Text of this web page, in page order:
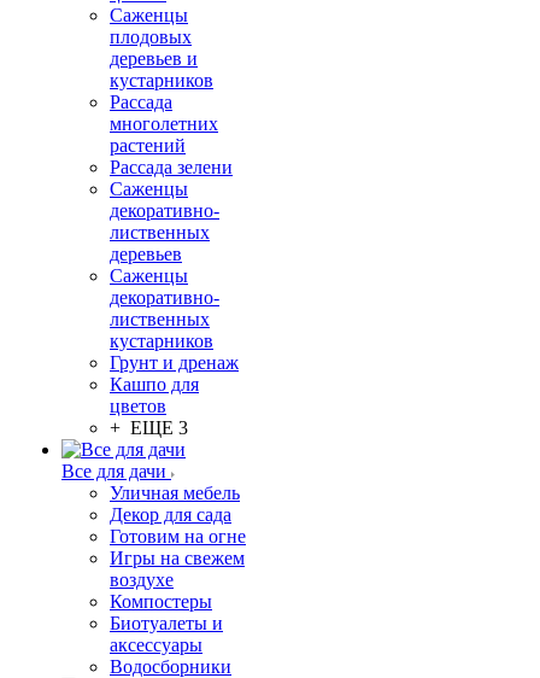
Саженцы
плодовых
деревьев и
кустарников
Рассада
многолетних
растений
Рассада зелени
Саженцы
декоративно-
лиственных
деревьев
Саженцы
декоративно-
лиственных
кустарников
Грунт и дренаж
Кашпо для
цветов
+ ЕЩЕ 3
Все для дачи
Уличная мебель
Декор для сада
Готовим на огне
Игры на свежем
воздухе
Компостеры
Биотуалеты и
аксессуары
Водосборники